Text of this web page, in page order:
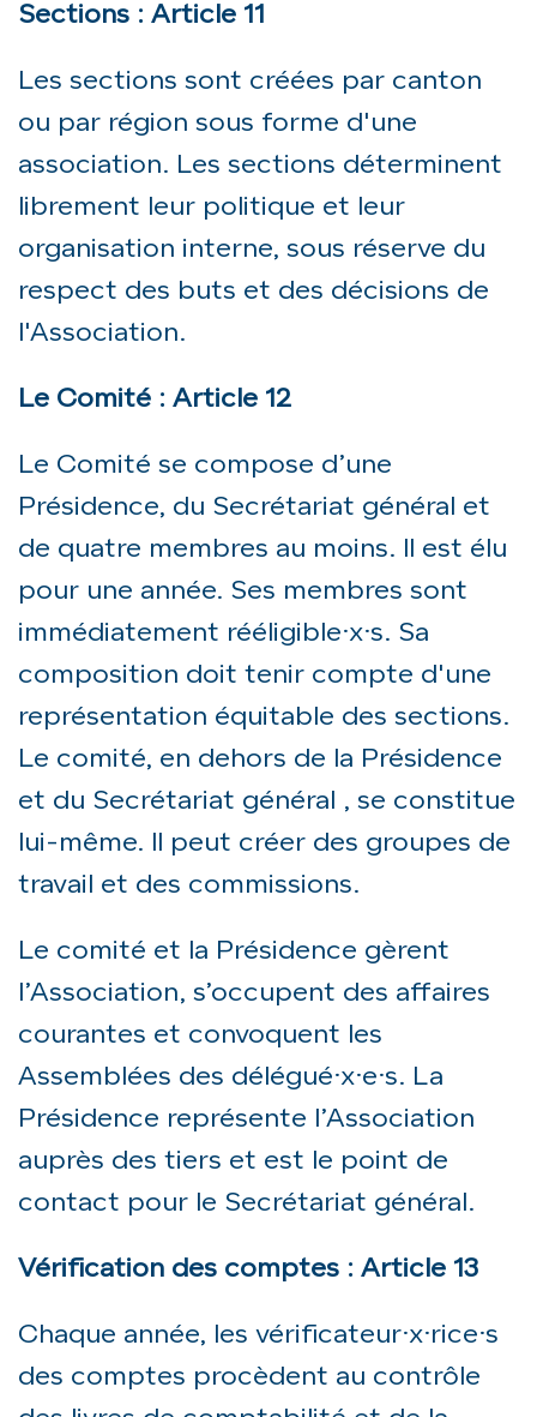
Sections : Article 11
Les sections sont créées par canton
ou par région sous forme d'une
association. Les sections déterminent
librement leur politique et leur
organisation interne, sous réserve du
respect des buts et des décisions de
l'Association.
Le Comité : Article 12
Le Comité se compose d’une
Présidence, du Secrétariat général et
de quatre membres au moins. Il est élu
pour une année. Ses membres sont
immédiatement rééligible·x·s. Sa
composition doit tenir compte d'une
représentation équitable des sections.
Le comité, en dehors de la Présidence
et du Secrétariat général , se constitue
lui-même. Il peut créer des groupes de
travail et des commissions.
Le comité et la Présidence gèrent
l’Association, s’occupent des affaires
courantes et convoquent les
Assemblées des délégué·x·e·s. La
Présidence représente l’Association
auprès des tiers et est le point de
contact pour le Secrétariat général.
Vérification des comptes : Article 13
Chaque année, les vérificateur·x·rice·s
des comptes procèdent au contrôle